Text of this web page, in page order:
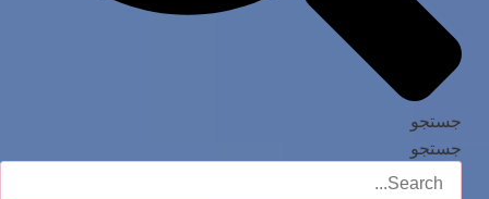
جستجو
جستجو